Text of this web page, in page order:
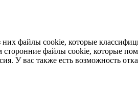
файлы cookie, которые
файлы cookie, которые
У вас также есть возможность